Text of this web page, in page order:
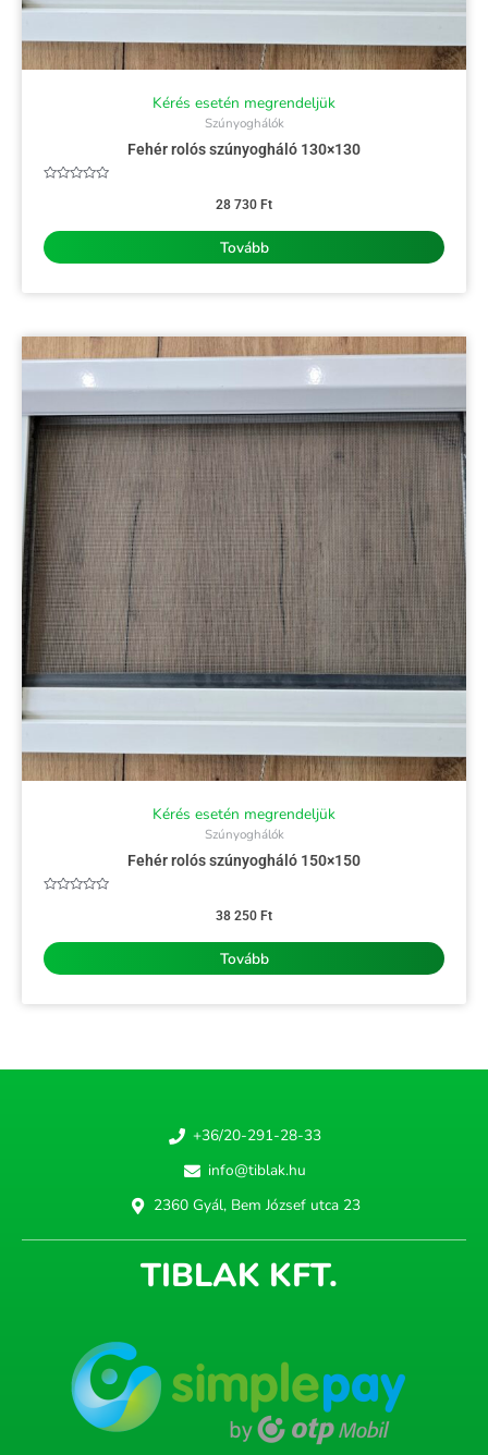
Kérés esetén megrendeljük
Szúnyoghálók
Fehér rolós szúnyogháló 130×130
28 730 Ft
Tovább
Kérés esetén megrendeljük
Szúnyoghálók
Fehér rolós szúnyogháló 150×150
38 250 Ft
Tovább
+36/20-291-28-33
info@tiblak.hu
2360 Gyál, Bem József utca 23
TIBLAK KFT.